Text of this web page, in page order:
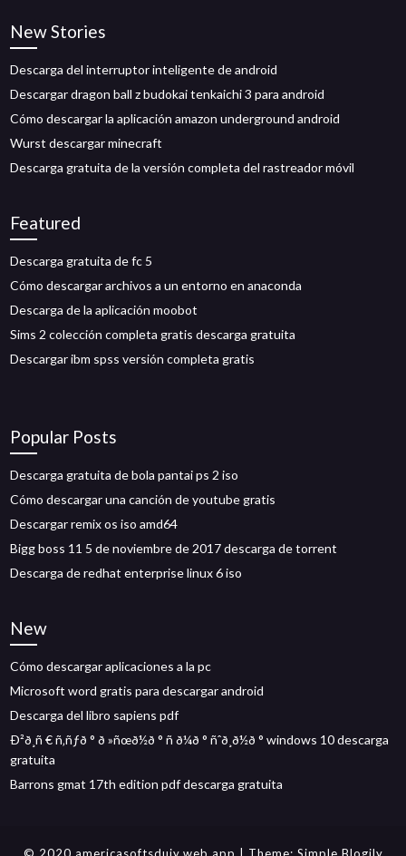
New Stories
Descarga del interruptor inteligente de android
Descargar dragon ball z budokai tenkaichi 3 para android
Cómo descargar la aplicación amazon underground android
Wurst descargar minecraft
Descarga gratuita de la versión completa del rastreador móvil
Featured
Descarga gratuita de fc 5
Cómo descargar archivos a un entorno en anaconda
Descarga de la aplicación moobot
Sims 2 colección completa gratis descarga gratuita
Descargar ibm spss versión completa gratis
Popular Posts
Descarga gratuita de bola pantai ps 2 iso
Cómo descargar una canción de youtube gratis
Descargar remix os iso amd64
Bigg boss 11 5 de noviembre de 2017 descarga de torrent
Descarga de redhat enterprise linux 6 iso
New
Cómo descargar aplicaciones a la pc
Microsoft word gratis para descargar android
Descarga del libro sapiens pdf
Ð²ð¸ñ € ñ‚ñƒð ° ð »ñœð½ð ° ñ ð¼ð ° ñˆð¸ð½ð ° windows 10 descarga
gratuita
Barrons gmat 17th edition pdf descarga gratuita